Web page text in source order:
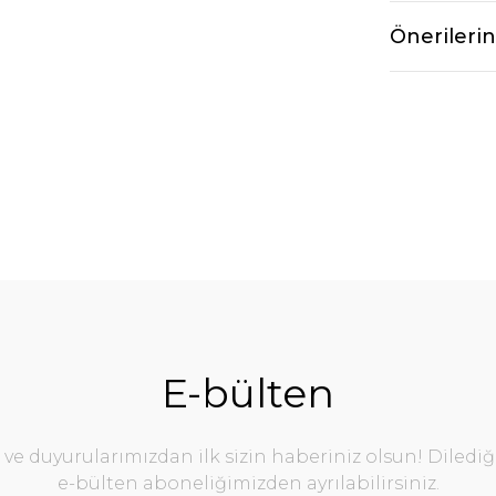
E-bülten
ve duyurularımızdan ilk sizin haberiniz olsun!
e-bülten aboneliğimizden ayrılabilirsiniz.